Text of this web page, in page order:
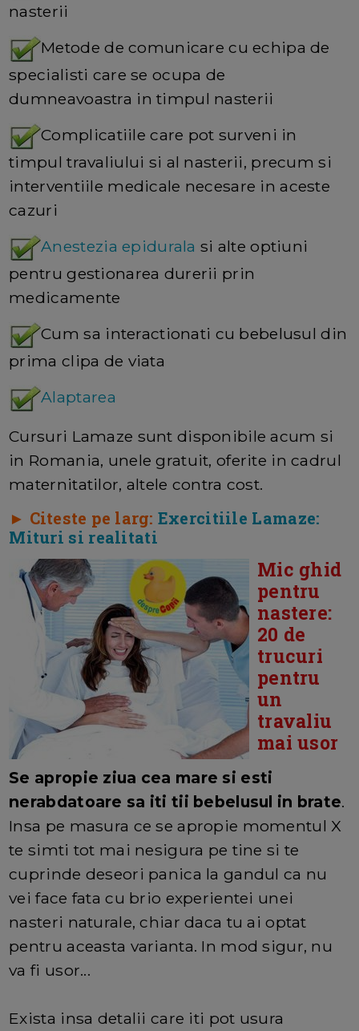
nasterii
Metode de comunicare cu echipa de
specialisti care se ocupa de
dumneavoastra in timpul nasterii
Complicatiile care pot surveni in
timpul travaliului si al nasterii, precum si
interventiile medicale necesare in aceste
cazuri
Anestezia epidurala si alte optiuni
pentru gestionarea durerii prin
medicamente
Cum sa interactionati cu bebelusul din
prima clipa de viata
Alaptarea
Cursuri Lamaze sunt disponibile acum si
in Romania, unele gratuit, oferite in cadrul
maternitatilor, altele contra cost.
► Citeste pe larg: Exercitiile Lamaze:
Mituri si realitati
Mic ghid
pentru
nastere:
20 de
trucuri
pentru
un
travaliu
mai usor
Se apropie ziua cea mare si esti
nerabdatoare sa iti tii bebelusul in brate.
Insa pe masura ce se apropie momentul X
te simti tot mai nesigura pe tine si te
cuprinde deseori panica la gandul ca nu
vei face fata cu brio experientei unei
nasteri naturale, chiar daca tu ai optat
pentru aceasta varianta. In mod sigur, nu
va fi usor...
Exista insa detalii care iti pot usura